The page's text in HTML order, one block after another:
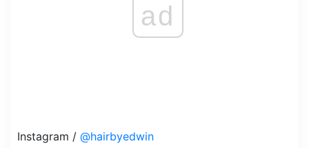
ad
Instagram / @hairbyedwin